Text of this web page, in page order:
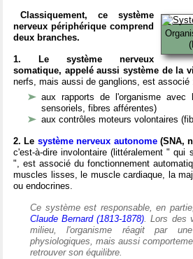
Classiquement, ce système
nerveux périphérique comprend
deux branches.
1. Le système nerveux
somatique, appelé aussi système de la
nerfs, mais aussi de ganglions, est associé
aux rapports de l'organisme avec
sensoriels, fibres afférentes)
aux contrôles moteurs volontaires
2. Le système nerveux autonome(SNA,
c'est-à-dire involontaire (littéralement " qui
", est associé du fonctionnement
muscles lisses, le muscle cardiaque, la
ou endocrines.
Ce système est responsable, en
Claude Bernard (1813-1878). Lors des
milieu, l'organisme réagit par
physiologiques, mais aussi
retrouver son équilibre.